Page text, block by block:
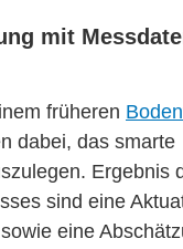
mit
früheren
dabei, das smarte
Ergebnis
sind eine
eine